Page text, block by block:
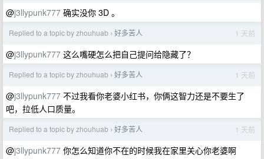
@j3llypunk777 确实没你 3D 。
Replied to a topic by zhouhuab › 好多苦人 1 天前
@j3llypunk777 这么嘴硬怎么把自己提问给隐藏了？
Replied to a topic by zhouhuab › 好多苦人 1 天前
@j3llypunk777 不过我看你老婆小红书，你俩这智力还是不要生了
吧，拉低人口质量。
Replied to a topic by zhouhuab › 好多苦人 1 天前
@j3llypunk777 你怎么知道你不在的时候我在家里关心你老婆啊